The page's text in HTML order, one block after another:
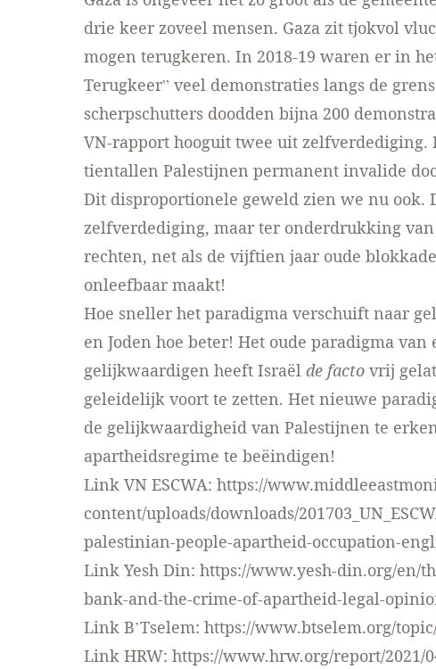
drie keer zoveel mensen. Gaza zit tjokvol
mogen terugkeren. In 2018-19 waren er in
Terugkeer” veel demonstraties langs de
scherpschutters doodden bijna 200
VN-rapport hooguit twee uit zelfverdediging.
tientallen Palestijnen permanent invalide
Dit disproportionele geweld zien we nu ook.
zelfverdediging, maar ter onderdrukking
rechten, net als de vijftien jaar oude
onleefbaar maakt!
Hoe sneller het paradigma verschuift naar
en Joden hoe beter! Het oude paradigma van
gelijkwaardigen heeft Israël de facto vrij
geleidelijk voort te zetten. Het nieuwe
de gelijkwaardigheid van Palestijnen te
apartheidsregime te beëindigen!
Link VN ESCWA: https://
content/uploads/downloads/
palestinian-people-apartheid-occupation-
Link Yesh Din: https://www.yesh-din.org/en/
bank-and-the-crime-of-apartheid-legal-
Link B’Tselem: https://www.btselem.org/
Link HRW: https://www.hrw.org/report/2021/